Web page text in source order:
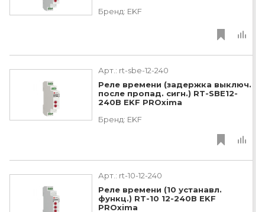
Бренд: EKF
Арт.: rt-sbe-12-240
Реле времени (задержка выключ.
после пропад. сигн.) RT-SBE12-
240В EKF PROxima
Бренд: EKF
Арт.: rt-10-12-240
Реле времени (10 устанавл.
функц.) RT-10 12-240В EKF
PROxima